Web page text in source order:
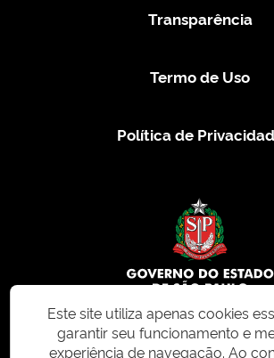
Transparência
Termo de Uso
Política de
© 2026 CMS.SP.GOV.BR. Todos os
Este site utiliza apenas cookies
garantir seu funcionamento e
experiência de navegação. Ao